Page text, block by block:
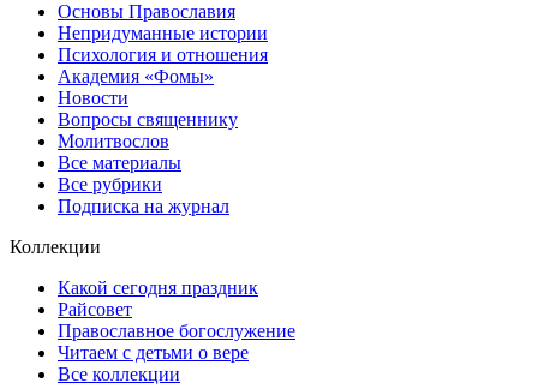
Основы Православия
Непридуманные истории
Психология и отношения
Академия «Фомы»
Новости
Вопросы священнику
Молитвослов
Все материалы
Все рубрики
Подписка на журнал
Коллекции
Какой сегодня праздник
Райсовет
Православное богослужение
Читаем с детьми о вере
Все коллекции